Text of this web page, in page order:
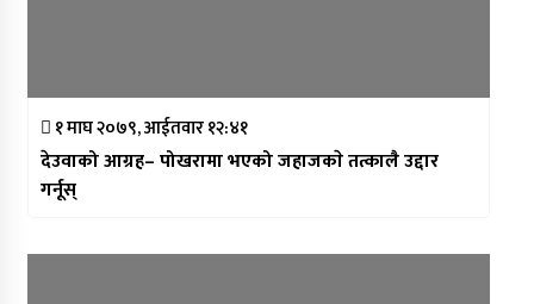
१ माघ २०७९, आईतवार १२:४१
देउवाको आग्रह– पोखरामा भएको जहाजकाे तत्कालै उद्दार
गर्नूस्